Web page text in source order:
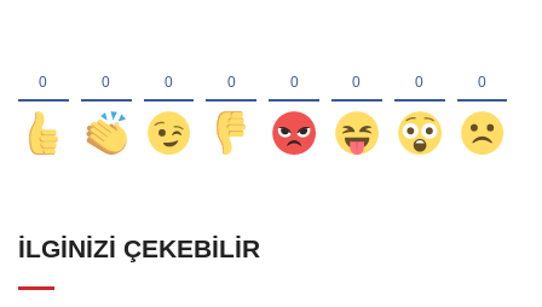
İLGINIZI ÇEKEBILIR